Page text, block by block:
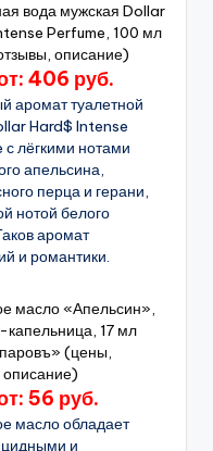
вода мужская Dollar
Perfume, 100 мл
описание)
406 руб.
аромат туалетной
Hard$ Intense
с лёгкими нотами
апельсина,
перца и герани,
нотой белого
аромат
и романтики.
масло «Апельсин»,
17 мл
(цены,
56 руб.
масло обладает
и